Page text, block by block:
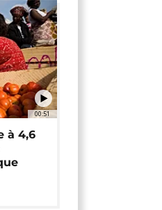
00:51
à 4,6